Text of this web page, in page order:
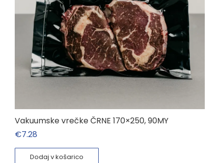
Vakuumske vrečke ČRNE 170×250, 90MY
€7.28
Dodaj v košarico